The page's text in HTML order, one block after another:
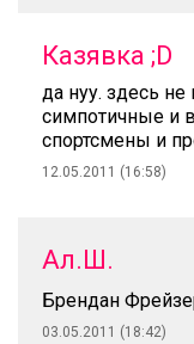
Казявка ;D
да нуу. здесь
симпотичные и
спортсмены и
12.05.2011 (16:58)
Ал.Ш.
Брендан
03.05.2011 (18:42)